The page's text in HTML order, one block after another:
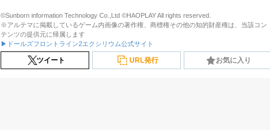
©Sunborn information Technology Co.,Ltd ©HAOPLAY All rights reserved.
※アルテマに掲載しているゲーム内画像の著作権、商標権その他の知的財産権は、当該コン
テンツの提供元に帰属します
▶ドールズフロントライン2エクシリウム公式サイト
ツイート URL発行 お気に入り